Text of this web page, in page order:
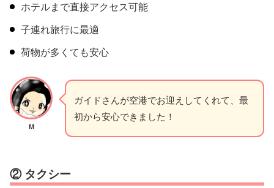
ホテルまで直接アクセス可能
子連れ旅行に最適
荷物が多くても安心
M
ガイドさんが空港でお迎えしてくれて、最
初から安心できました！
② タクシー